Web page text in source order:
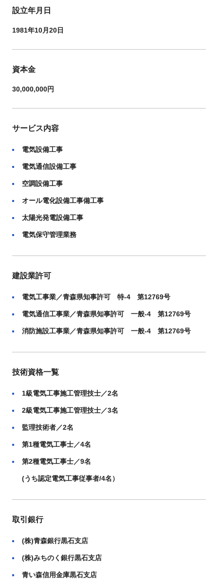
設立年月日
1981年10月20日
資本金
30,000,000円
サービス内容
電気設備工事
電気通信設備工事
空調設備工事
オール電化設備工事備工事
太陽光発電設備工事
電気保守管理業務
建設業許可
電気工事業／青森県知事許可 特-4 第12769号
電気通信工事業／青森県知事許可 一般-4 第12769号
消防施設工事業／青森県知事許可 一般-4 第12769号
技術資格一覧
1級電気工事施工管理技士／2名
2級電気工事施工管理技士／3名
監理技術者／2名
第1種電気工事士／4名
第2種電気工事士／9名
(うち認定電気工事従事者/4名）
取引銀行
(株)青森銀行黒石支店
(株)みちのく銀行黒石支店
青い森信用金庫黒石支店